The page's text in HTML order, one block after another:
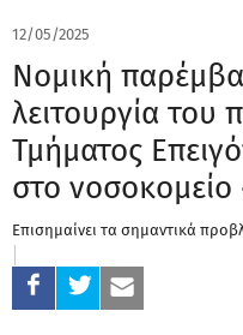
12/05/2025
Νομική
λειτουργία του
Τμήματος
στο
Επισημαίνει τα σημαντικά